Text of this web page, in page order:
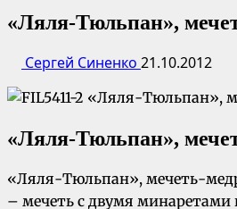
«Ляля-Тюльпан»,
Сергей Синенко 21.10.2012
«Ляля-Тюльпан»,
«Ляля-Тюльпан», мечеть-
– мечеть с двумя